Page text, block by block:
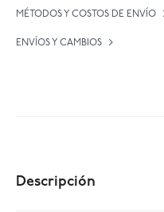
MÉTODOS Y COSTOS DE ENVÍO
ENVÍOS Y CAMBIOS
Descripción